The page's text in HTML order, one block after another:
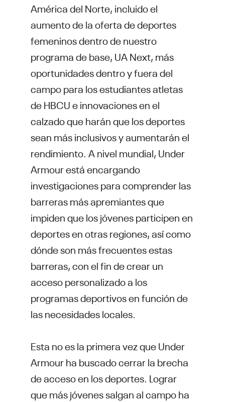
América del Norte, incluido el
aumento de la oferta de deportes
femeninos dentro de nuestro
programa de base, UA Next, más
oportunidades dentro y fuera del
campo para los estudiantes atletas
de HBCU e innovaciones en el
calzado que harán que los deportes
sean más inclusivos y aumentarán el
rendimiento. A nivel mundial, Under
Armour está encargando
investigaciones para comprender las
barreras más apremiantes que
impiden que los jóvenes participen en
deportes en otras regiones, así como
dónde son más frecuentes estas
barreras, con el fin de crear un
acceso personalizado a los
programas deportivos en función de
las necesidades locales.
Esta no es la primera vez que Under
Armour ha buscado cerrar la brecha
de acceso en los deportes. Lograr
que más jóvenes salgan al campo ha